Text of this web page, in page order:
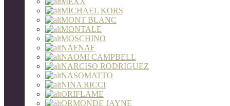
MICHAEL KORS
MONT BLANC
MONTALE
MOSCHINO
NAFNAF
NAOMI CAMPBELL
NARCISO RODRIGUEZ
NASOMATTO
NINA RICCI
ORIFLAME
ORMONDE JAYNE